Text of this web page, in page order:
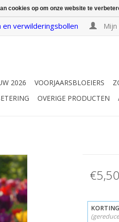
en verwilderingsbollen Mijn
2026 VOORJAARSBLOEIERS
OVERIGE PRODUCTEN
cookies op om onze website te